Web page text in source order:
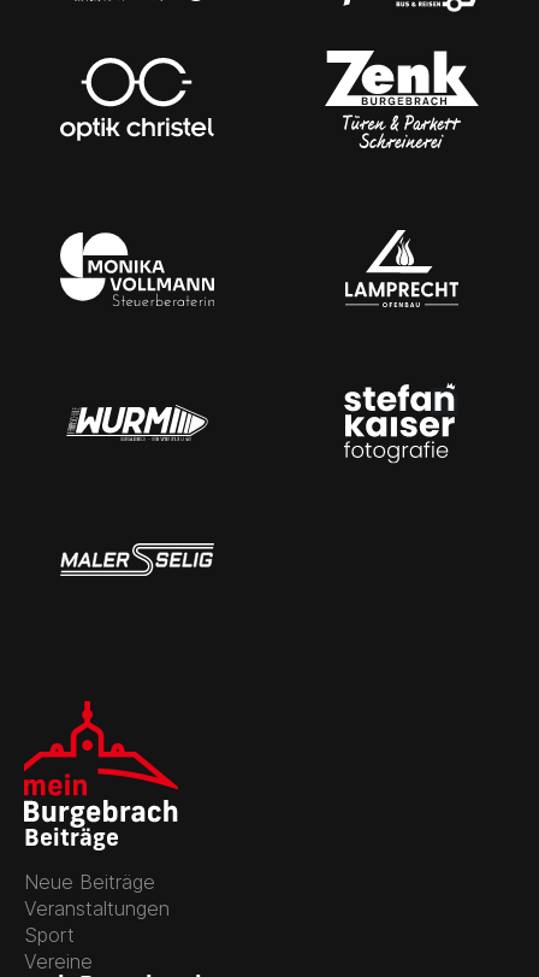
Beiträge
Neue Beiträge
Veranstaltungen
Sport
Vereine